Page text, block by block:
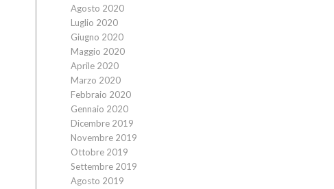
Agosto 2020
Luglio 2020
Giugno 2020
Maggio 2020
Aprile 2020
Marzo 2020
Febbraio 2020
Gennaio 2020
Dicembre 2019
Novembre 2019
Ottobre 2019
Settembre 2019
Agosto 2019